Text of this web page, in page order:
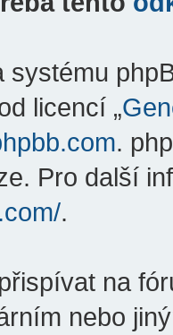
systému
licencí „
.
Pro další
.
na
nebo